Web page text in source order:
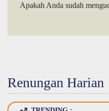
Apakah Anda sudah
Renungan Harian